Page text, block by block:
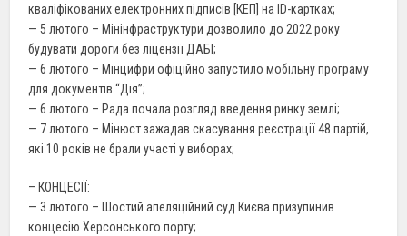
кваліфікованих електронних підписів [КЕП] на ID-картках;
— 5 лютого – Мінінфраструктури дозволило до 2022 року
будувати дороги без ліцензії ДАБІ;
— 6 лютого – Мінцифри офіційно запустило мобільну програму
для документів “Дiя”;
— 6 лютого – Рада почала розгляд введення ринку землі;
— 7 лютого – Мінюст зажадав скасування реєстрації 48 партій,
які 10 років не брали участі у виборах;
– КОНЦЕСІЇ:
— 3 лютого – Шостий апеляційний суд Києва призупинив
концесію Херсонського порту;